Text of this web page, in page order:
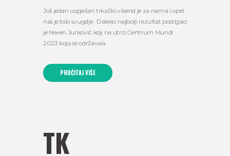
Još jedan uspješan trkački vikend je za nama i opet
nas je bilo svugdje. Daleko najbolji rezultat postigao
je Neven Jurković koji na utrci Centrum Mundi
2023 koja se održavala
PROČITAJ VIŠE
TK